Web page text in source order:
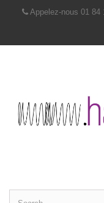
Appelez-nous 01 84